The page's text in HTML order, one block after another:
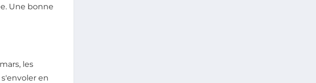
Une bonne
les
en